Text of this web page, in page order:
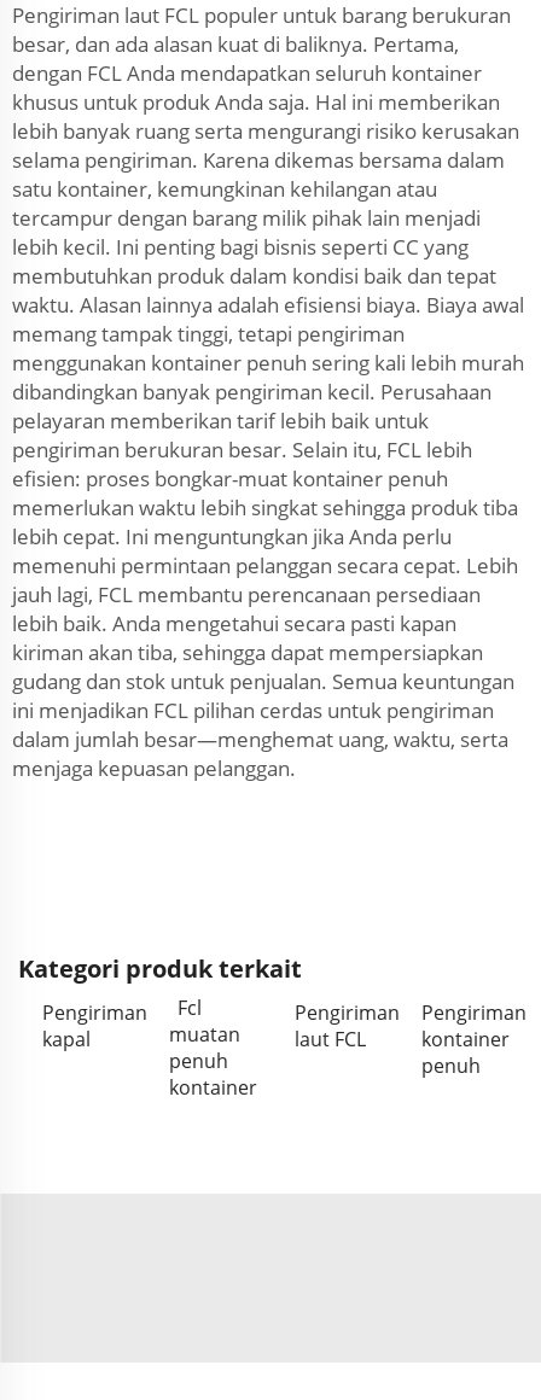
Pengiriman laut FCL populer untuk barang berukuran
besar, dan ada alasan kuat di baliknya. Pertama,
dengan FCL Anda mendapatkan seluruh kontainer
khusus untuk produk Anda saja. Hal ini memberikan
lebih banyak ruang serta mengurangi risiko kerusakan
selama pengiriman. Karena dikemas bersama dalam
satu kontainer, kemungkinan kehilangan atau
tercampur dengan barang milik pihak lain menjadi
lebih kecil. Ini penting bagi bisnis seperti CC yang
membutuhkan produk dalam kondisi baik dan tepat
waktu. Alasan lainnya adalah efisiensi biaya. Biaya awal
memang tampak tinggi, tetapi pengiriman
menggunakan kontainer penuh sering kali lebih murah
dibandingkan banyak pengiriman kecil. Perusahaan
pelayaran memberikan tarif lebih baik untuk
pengiriman berukuran besar. Selain itu, FCL lebih
efisien: proses bongkar-muat kontainer penuh
memerlukan waktu lebih singkat sehingga produk tiba
lebih cepat. Ini menguntungkan jika Anda perlu
memenuhi permintaan pelanggan secara cepat. Lebih
jauh lagi, FCL membantu perencanaan persediaan
lebih baik. Anda mengetahui secara pasti kapan
kiriman akan tiba, sehingga dapat mempersiapkan
gudang dan stok untuk penjualan. Semua keuntungan
ini menjadikan FCL pilihan cerdas untuk pengiriman
dalam jumlah besar—menghemat uang, waktu, serta
menjaga kepuasan pelanggan.
Kategori produk terkait
Pengiriman
kapal
Fcl
muatan
penuh
kontainer
Pengiriman
laut FCL
Pengiriman
kontainer
penuh